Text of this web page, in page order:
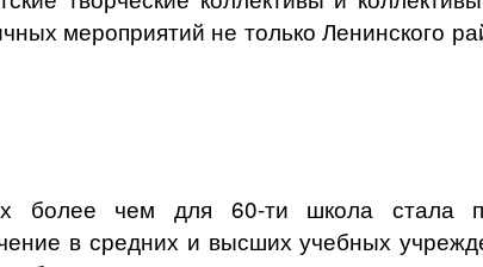
мероприятий не только Ленинского
более чем для 60-ти школа стала
в средних и высших учебных